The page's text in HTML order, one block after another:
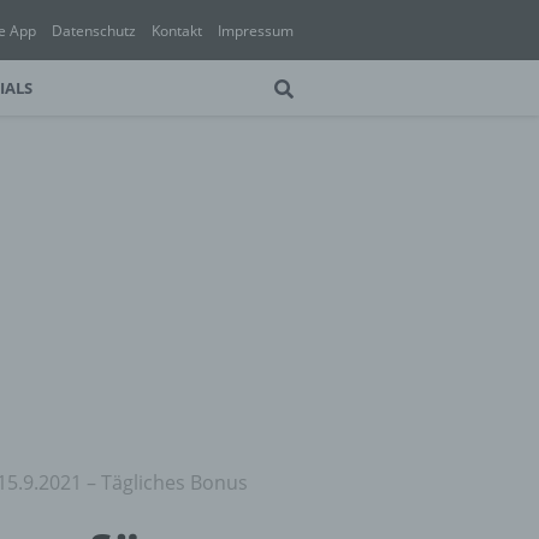
App Datenschutz Kontakt Impressum
– Tägliches Bonus